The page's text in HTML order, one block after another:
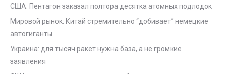
США: Пентагон заказал полтора десятка атомных подлодок
Мировой рынок: Китай стремительно “добивает” немецкие
автогиганты
Украина: для тысяч ракет нужна база, а не громкие
заявления